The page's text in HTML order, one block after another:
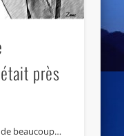
près
beaucoup…